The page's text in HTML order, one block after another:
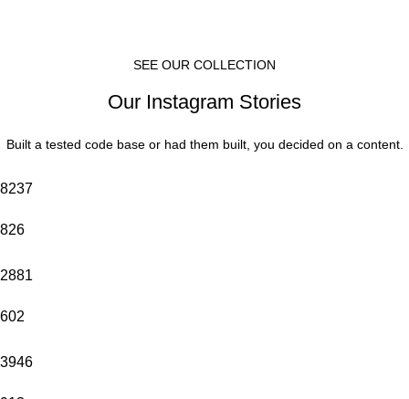
SEE OUR COLLECTION
Our Instagram Stories
Built a tested code base or had them built, you decided on a content.
8237
826
2881
602
3946